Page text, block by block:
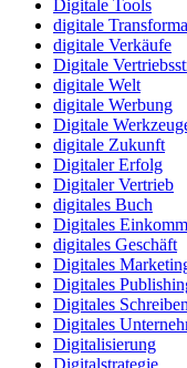
Digitale Tools
digitale
digitale Verkäufe
Digitale
digitale Welt
digitale Werbung
Digitale
digitale Zukunft
Digitaler Erfolg
Digitaler Vertrieb
digitales Buch
Digitales
digitales Geschäft
Digitales
Digitales
Digitales Schreiben
Digitales
Digitalisierung